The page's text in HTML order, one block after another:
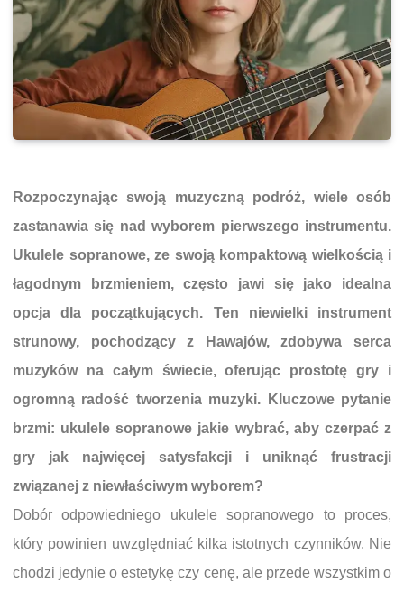
Rozpoczynając swoją muzyczną podróż, wiele osób
zastanawia się nad wyborem pierwszego instrumentu.
Ukulele sopranowe, ze swoją kompaktową wielkością i
łagodnym brzmieniem, często jawi się jako idealna
opcja dla początkujących. Ten niewielki instrument
strunowy, pochodzący z Hawajów, zdobywa serca
muzyków na całym świecie, oferując prostotę gry i
ogromną radość tworzenia muzyki. Kluczowe pytanie
brzmi: ukulele sopranowe jakie wybrać, aby czerpać z
gry jak najwięcej satysfakcji i uniknąć frustracji
związanej z niewłaściwym wyborem?
Dobór odpowiedniego ukulele sopranowego to proces,
który powinien uwzględniać kilka istotnych czynników. Nie
chodzi jedynie o estetykę czy cenę, ale przede wszystkim o